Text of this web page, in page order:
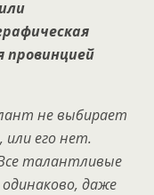
провинцией
не выбирает
его нет.
талантливые
даже